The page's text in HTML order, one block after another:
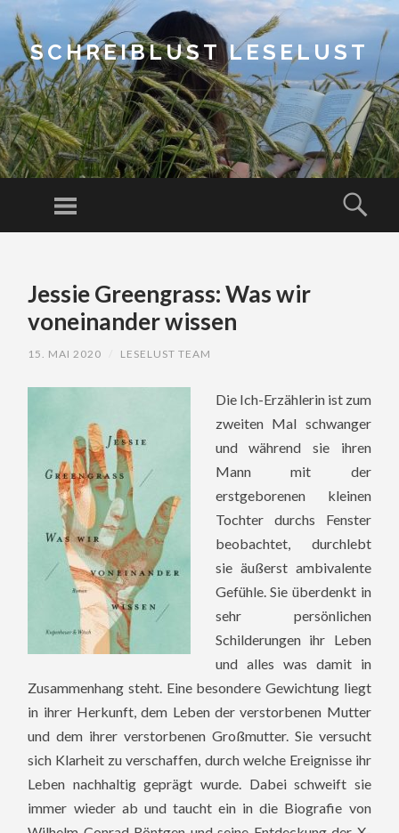
SCHREIBLUST LESELUST
Menu
CONTENTJessie Greengrass: Was wir
voneinander wissen
15. MAI 2020 LESELUST TEAM
Die Ich-Erzählerin ist zum
zweiten Mal schwanger
und während sie ihren
Mann mit der
erstgeborenen kleinen
Tochter durchs Fenster
beobachtet, durchlebt
sie äußerst ambivalente
Gefühle. Sie überdenkt in
sehr persönlichen
Schilderungen ihr Leben
und alles was damit in
Zusammenhang steht. Eine besondere Gewichtung liegt
in ihrer Herkunft, dem Leben der verstorbenen Mutter
und dem ihrer verstorbenen Großmutter. Sie versucht
sich Klarheit zu verschaffen, durch welche Ereignisse ihr
Leben nachhaltig geprägt wurde. Dabei schweift sie
immer wieder ab und taucht ein in die Biografie von